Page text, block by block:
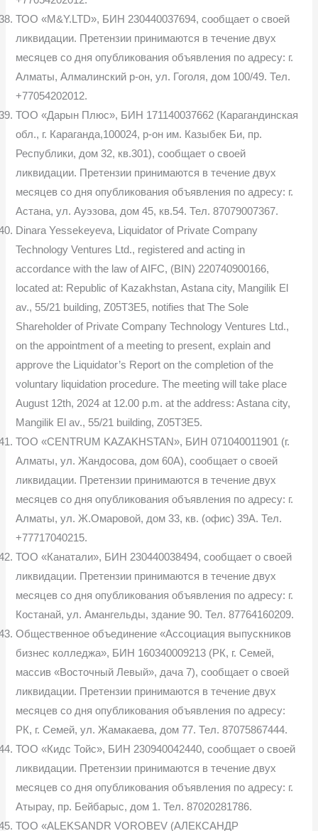
ТОО «M&Y.LTD», БИН 230440037694, сообщает о своей
ликвидации. Претензии принимаются в течение двух
месяцев со дня опубликования объявления по адресу: г.
Алматы, Алмалинский р-он, ул. Гоголя, дом 100/49. Тел.
+77054202012.
ТОО «Дарын Плюс», БИН 171140037662 (Карагандинская
обл., г. Караганда,100024, р-он им. Казыбек Би, пр.
Республики, дом 32, кв.301), сообщает о своей
ликвидации. Претензии принимаются в течение двух
месяцев со дня опубликования объявления по адресу: г.
Астана, ул. Ауэзова, дом 45, кв.54. Тел. 87079007367.
Dinara Yessekeyeva, Liquidator of Private Company
Technology Ventures Ltd., registered and acting in
accordance with the law of AIFC, (BIN) 220740900166,
located at: Republic of Kazakhstan, Astana city, Mangilik El
av., 55/21 building, Z05T3E5, notifies that The Sole
Shareholder of Private Company Technology Ventures Ltd.,
on the appointment of a meeting to present, explain and
approve the Liquidator’s Report on the completion of the
voluntary liquidation procedure. The meeting will take place
August 12th, 2024 at 12.00 p.m. at the address: Astana city,
Mangilik El av., 55/21 building, Z05T3E5.
ТОО «CENTRUM KAZAKHSTAN», БИН 071040011901 (г.
Алматы, ул. Жандосова, дом 60А), сообщает о своей
ликвидации. Претензии принимаются в течение двух
месяцев со дня опубликования объявления по адресу: г.
Алматы, ул. Ж.Омаровой, дом 33, кв. (офис) 39А. Тел.
+77717040215.
ТОО «Канатали», БИН 230440038494, сообщает о своей
ликвидации. Претензии принимаются в течение двух
месяцев со дня опубликования объявления по адресу: г.
Костанай, ул. Амангельды, здание 90. Тел. 87764160209.
Общественное объединение «Ассоциация выпускников
бизнес колледжа», БИН 160340009213 (РК, г. Семей,
массив «Восточный Левый», дача 7), сообщает о своей
ликвидации. Претензии принимаются в течение двух
месяцев со дня опубликования объявления по адресу:
РК, г. Семей, ул. Жамакаева, дом 77. Тел. 87075867444.
ТОО «Кидс Тойс», БИН 230940042440, сообщает о своей
ликвидации. Претензии принимаются в течение двух
месяцев со дня опубликования объявления по адресу: г.
Атырау, пр. Бейбарыс, дом 1. Тел. 87020281786.
ТОО «ALEKSANDR VOROBEV (АЛЕКСАНДР